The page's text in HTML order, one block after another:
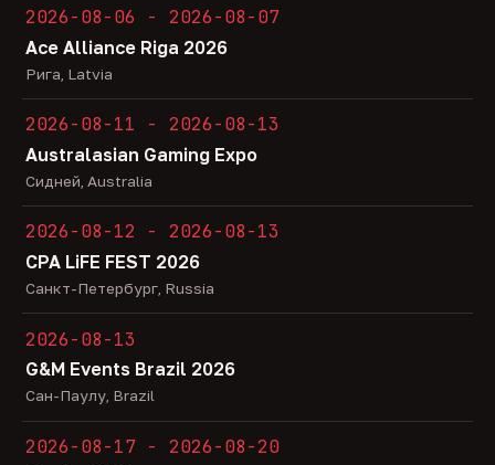
2026-08-06 - 2026-08-07
Ace Alliance Riga 2026
Рига, Latvia
2026-08-11 - 2026-08-13
Australasian Gaming Expo
Сидней, Australia
2026-08-12 - 2026-08-13
CPA LiFE FEST 2026
Санкт-Петербург, Russia
2026-08-13
G&M Events Brazil 2026
Сан-Паулу, Brazil
2026-08-17 - 2026-08-20